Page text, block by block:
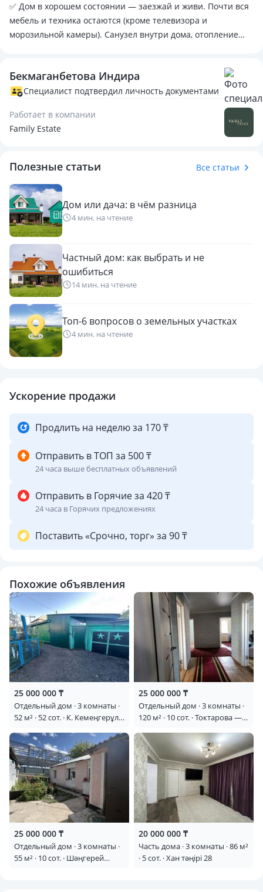
✅ Дом в хорошем состоянии — заезжай и живи. Почти вся
мебель и техника остаются (кроме телевизора и
морозильной камеры). Санузел внутри дома, отопление
интернет.
✅ Большой двор, чистая территория с возможностью
построить все, что захотите: времянки, баню, летнюю
кухню, цех и т.д. На участке есть гараж.
✅ В шаговой доступности школа, детский сад, магазины,
🛑 документы в порядке, не в залоге
звоните или пишите — покажем в
удобное для вас время. Успейте купить по горячей цене!
Бекмаганбетова Индира
Специалист подтвердил личность документами
Работает в компании
Family Estate
Полезные статьи Все статьи
Дом или дача: в чём разница
4 мин. на чтение
Частный дом: как выбрать и не
ошибиться
14 мин. на чтение
Топ-6 вопросов о земельных участках
4 мин. на чтение
Ускорение продажи
Продлить на неделю за 170 ₸
Отправить в ТОП за 500 ₸
24 часа выше бесплатных объявлений
Отправить в Горячие за 420 ₸
24 часа в Горячих предложениях
Поставить «Срочно, торг» за 90 ₸
Похожие объявления
25 000 000 ₸
Отдельный дом · 3 комнаты ·
52 м² · 52 сот. · К. Кемеңгерұлы
25 000 000 ₸
Отдельный дом · 3 комнаты ·
120 м² · 10 сот. · Токтарова —
25 000 000 ₸
Отдельный дом · 3 комнаты ·
55 м² · 10 сот. · Шәңгерей
20 000 000 ₸
Часть дома · 3 комнаты · 86 м²
· 5 сот. · Хан тәңірі 28